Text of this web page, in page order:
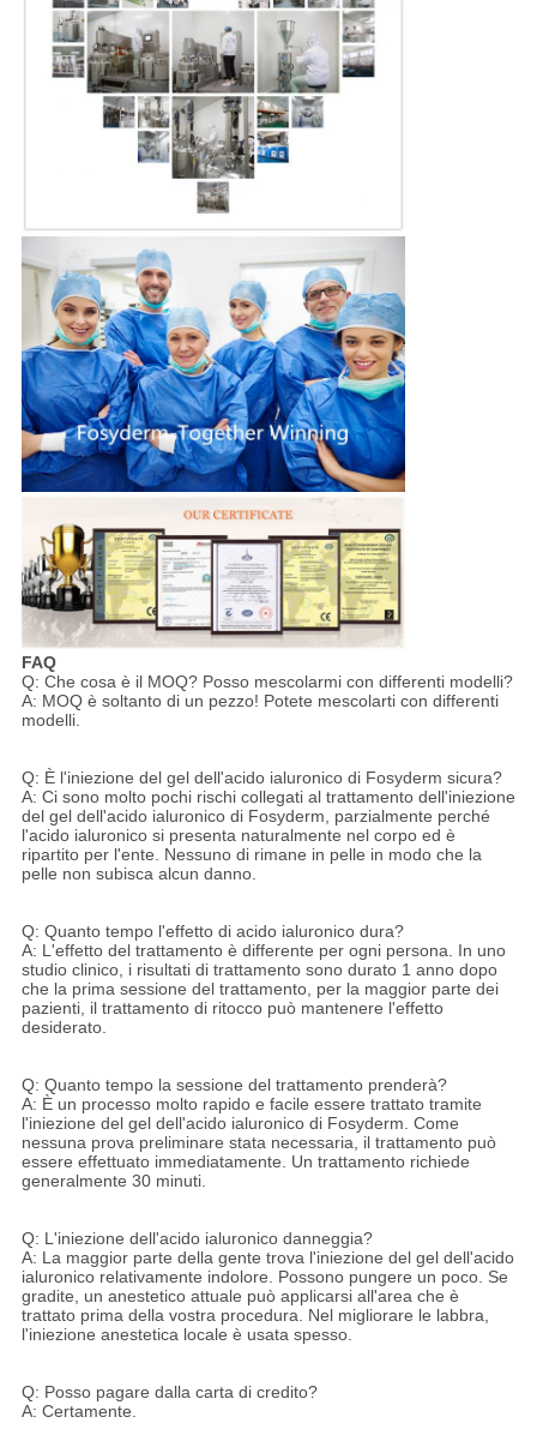
FAQ
Q: Che cosa è il MOQ? Posso mescolarmi con differenti modelli?
A: MOQ è soltanto di un pezzo! Potete mescolarti con differenti
modelli.
Q: È l'iniezione del gel dell'acido ialuronico di Fosyderm sicura?
A: Ci sono molto pochi rischi collegati al trattamento dell'iniezione
del gel dell'acido ialuronico di Fosyderm, parzialmente perché
l'acido ialuronico si presenta naturalmente nel corpo ed è
ripartito per l'ente. Nessuno di rimane in pelle in modo che la
pelle non subisca alcun danno.
Q: Quanto tempo l'effetto di acido ialuronico dura?
A: L'effetto del trattamento è differente per ogni persona. In uno
studio clinico, i risultati di trattamento sono durato 1 anno dopo
che la prima sessione del trattamento, per la maggior parte dei
pazienti, il trattamento di ritocco può mantenere l'effetto
desiderato.
Q: Quanto tempo la sessione del trattamento prenderà?
A: È un processo molto rapido e facile essere trattato tramite
l'iniezione del gel dell'acido ialuronico di Fosyderm. Come
nessuna prova preliminare stata necessaria, il trattamento può
essere effettuato immediatamente. Un trattamento richiede
generalmente 30 minuti.
Q: L'iniezione dell'acido ialuronico danneggia?
A: La maggior parte della gente trova l'iniezione del gel dell'acido
ialuronico relativamente indolore. Possono pungere un poco. Se
gradite, un anestetico attuale può applicarsi all'area che è
trattato prima della vostra procedura. Nel migliorare le labbra,
l'iniezione anestetica locale è usata spesso.
Q: Posso pagare dalla carta di credito?
A: Certamente.